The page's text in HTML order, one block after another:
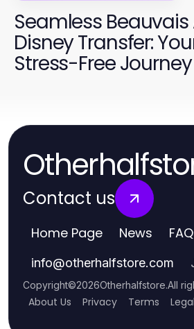
Seamless
Disney Transfer:
Stress-Free Journey
Contact us
Home Page News
info@otherhalfstore.com
Copyright©2026Otherhalfstore.All
About Us Privacy Terms Legal